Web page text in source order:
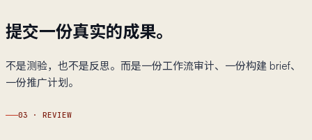
提交一份真实的成果。
不是测验，也不是反思。而是一份工作流审计、一份构建 brief、
一份推广计划。
03 · REVIEW